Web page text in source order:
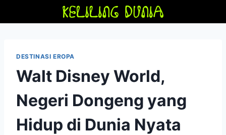
DESTINASI EROPA
Walt Disney World,
Negeri Dongeng yang
Hidup di Dunia Nyata